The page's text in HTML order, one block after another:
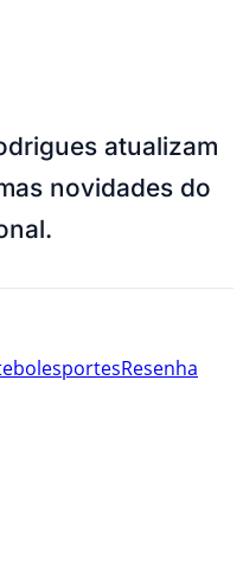
atualizam
novidades do
esportesResenha